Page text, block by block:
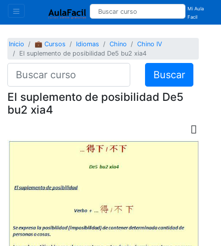
Mi Aula
Facil
Inicio 💼 Cursos Idiomas Chino
Chino IV
El suplemento de posibilidad De5 bu2 xia4
Buscar
El suplemento de posibilidad De5
bu2 xia4